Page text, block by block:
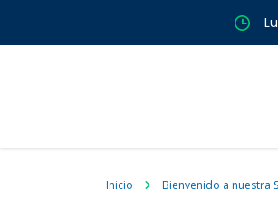
Inicio Bienvenido a nuestra